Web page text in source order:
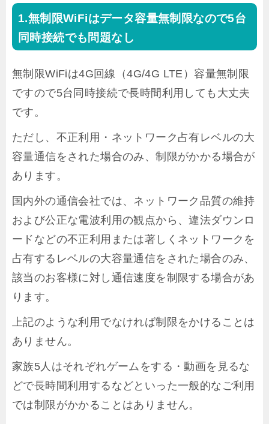
無制限WiFiはデータ容量無制限なので5台
同時接続でも問題なし
無制限WiFiは4G回線（4G/4G LTE）容量無制限
ですので5台同時接続で長時間利用しても大丈夫
です。
ただし、不正利用・ネットワーク占有レベルの大
容量通信をされた場合のみ、制限がかかる場合が
あります。
国内外の通信会社では、ネットワーク品質の維持
および公正な電波利用の観点から、違法ダウンロ
ードなどの不正利用または著しくネットワークを
占有するレベルの大容量通信をされた場合のみ、
該当のお客様に対し通信速度を制限する場合があ
ります。
上記のような利用でなければ制限をかけることは
ありません。
家族5人はそれぞれゲームをする・動画を見るな
どで長時間利用するなどといった一般的なご利用
では制限がかかることはありません。